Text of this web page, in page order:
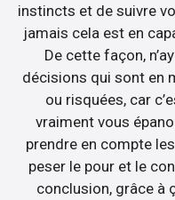
instincts et de suivre
jamais cela est en
De cette façon,
décisions qui sont en
ou risquées, car
vraiment vous
prendre en compte
peser le pour et le
conclusion, grâce à